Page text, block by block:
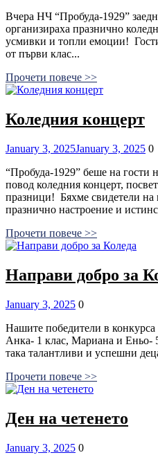
Вчера НЧ “Пробуда-1929”
организираха празнично
усмивки и топли емоции!
от първи клас...
Прочети повече >>
Коледния концерт
Posted
January 3, 2025January 3, 2025 0
“Пробуда-1929” беше на
повод коледния концерт,
празници! Бяхме свидетели на
празнично настроение и
Прочети повече >>
Направи добро за
Posted
January 3, 2025Comments
0
Нашите победители в
Анка- 1 клас, Мариана и Еньо-
така талантливи и успешни
Прочети повече >>
Ден на четенето
Posted
January 3, 2025Comments
0